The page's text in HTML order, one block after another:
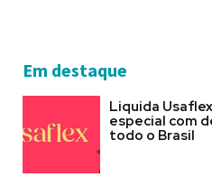
Em destaque
Liquida
especial com
todo o Brasil